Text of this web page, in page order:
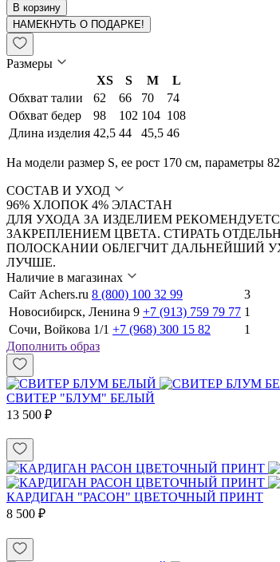
В корзину
НАМЕКНУТЬ О ПОДАРКЕ!
Размеры
XS
S M
L
Обхват талии
62 66 70
74
Обхват бедер
98 102 104 108
Длина изделия 42,5 44 45,5 46
На модели размер S, ее рост 170 см, параметры
СОСТАВ И УХОД
96% ХЛОПОК 4% ЭЛАСТАН
ДЛЯ УХОДА ЗА ИЗДЕЛИЕМ
ЗАКРЕПЛЕНИЕМ ЦВЕТА. СТИРАТЬ
ПОЛОСКАНИИ ОБЛЕГЧИТ ДАЛЬНЕЙШИЙ
ЛУЧШЕ.
Наличие в магазинах
Сайт Achers.ru 8 (800) 100 32 99
3
Новосибирск, Ленина 9 +7 (913) 759 79 77 1
Сочи, Войкова 1/1 +7 (968) 300 15 82
1
Дополнить образ
СВИТЕР "БЛУМ" БЕЛЫЙ
13 500 ₽
КАРДИГАН "РАСОН" ЦВЕТОЧНЫЙ ПРИНТ
8 500 ₽